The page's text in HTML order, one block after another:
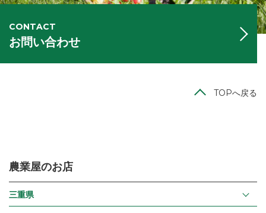
CONTACT
お問い合わせ
TOPへ戻る
農業屋のお店
三重県